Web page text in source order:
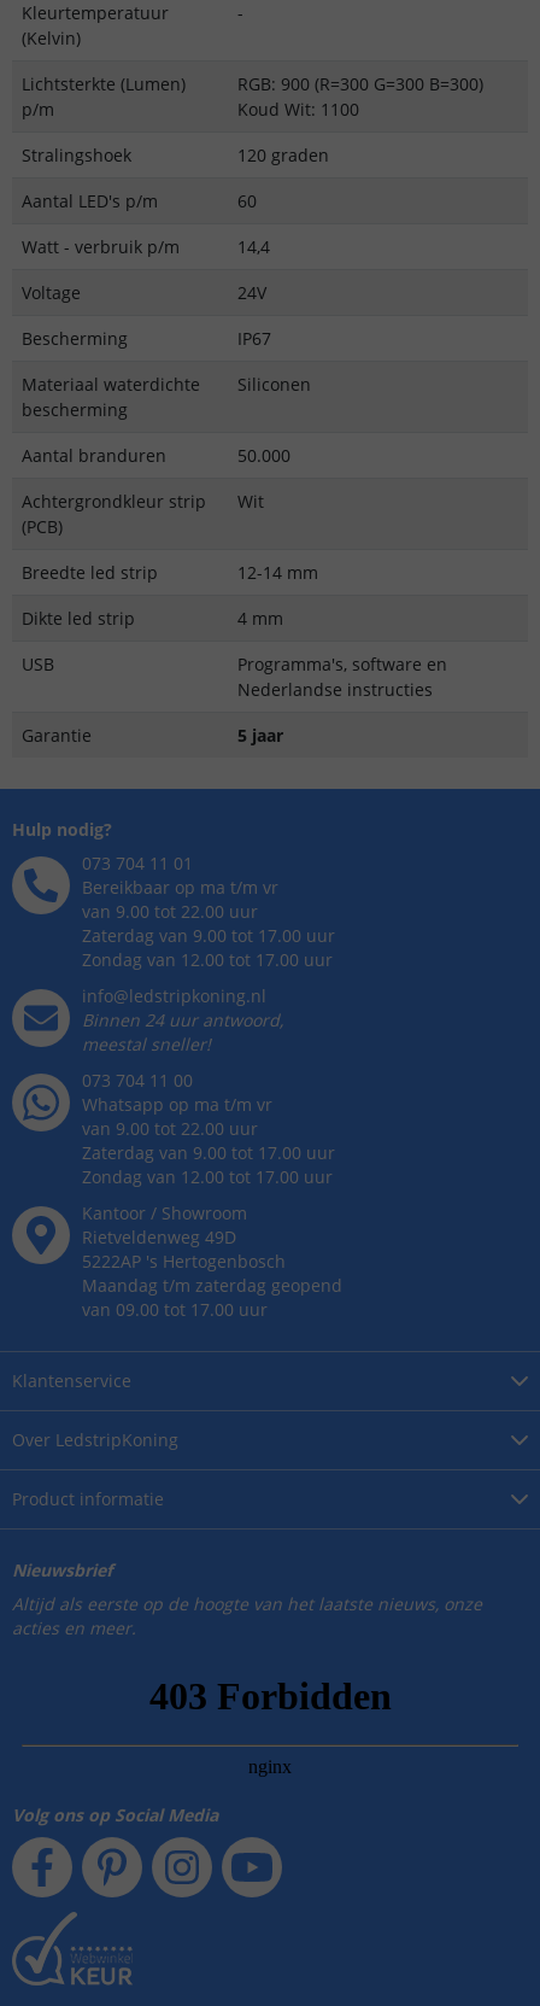
Kleurtemperatuur
(Kelvin)
-
Lichtsterkte (Lumen)
p/m
RGB: 900 (R=300 G=300 B=300)
Koud Wit: 1100
Stralingshoek
120 graden
Aantal LED's p/m
60
Watt - verbruik p/m
14,4
Voltage
24V
Bescherming
IP67
Materiaal waterdichte
bescherming
Siliconen
Aantal branduren
50.000
Achtergrondkleur strip
(PCB)
Wit
Breedte led strip
12-14 mm
Dikte led strip
4 mm
USB
Programma's, software en
Nederlandse instructies
Garantie
5 jaar
Over LedstripKoning
Product informatie
Klantenservice
Hulp nodig?
073 704 11 01
Bereikbaar op ma t/m vr
van 9.00 tot 22.00 uur
Zaterdag van 9.00 tot 17.00 uur
Zondag van 12.00 tot 17.00 uur
info@ledstripkoning.nl
Binnen 24 uur antwoord,
meestal sneller!
073 704 11 00
Whatsapp op ma t/m vr
van 9.00 tot 22.00 uur
Zaterdag van 9.00 tot 17.00 uur
Zondag van 12.00 tot 17.00 uur
Kantoor / Showroom
Rietveldenweg 49D
5222AP 's Hertogenbosch
Maandag t/m zaterdag geopend
van 09.00 tot 17.00 uur
Nieuwsbrief
Altijd als eerste op de hoogte van het laatste nieuws, onze
acties en meer.
Volg ons op Social Media